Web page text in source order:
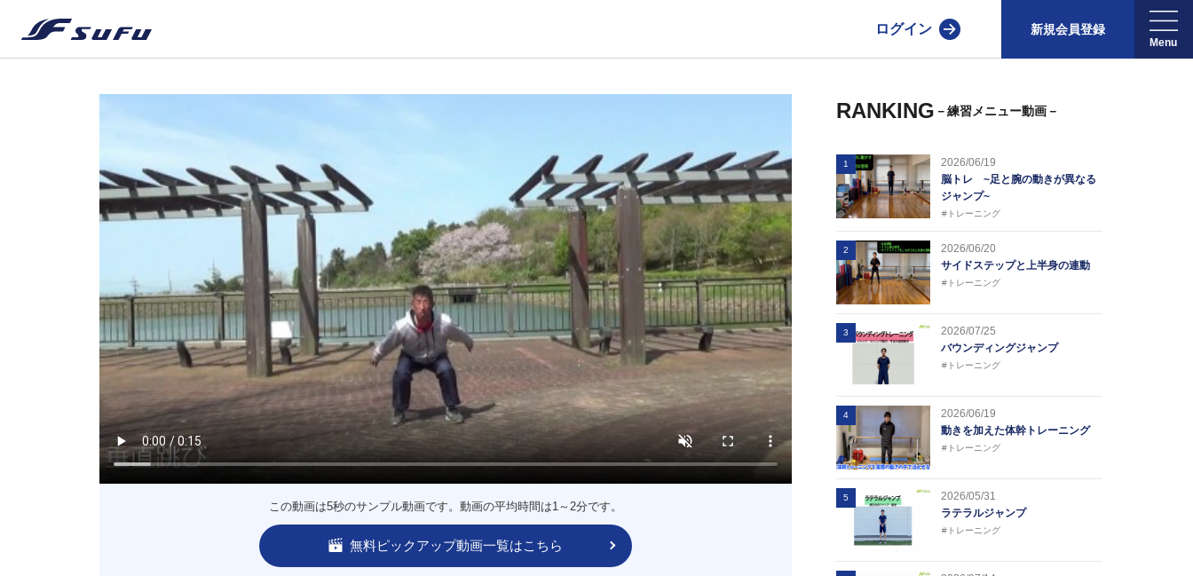
ログイン 新規会員登録
この動画は5秒のサンプル動画です。動画の平均時間は1～2分です。
無料ピックアップ動画一覧はこちら
RANKING －練習メニュー動画－
1
2026/06/19
脳トレ ~足と腕の動きが異なる
ジャンプ~
#トレーニング
2
2026/06/20
サイドステップと上半身の連動
#トレーニング
3
2026/07/25
バウンディングジャンプ
#トレーニング
4
2026/06/19
動きを加えた体幹トレーニング
#トレーニング
5
2026/05/31
ラテラルジャンプ
#トレーニング